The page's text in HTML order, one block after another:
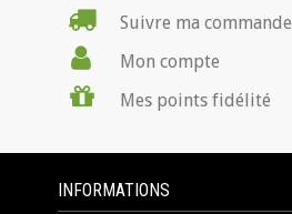
Suivre ma commande
Mon compte
Mes points fidélité
INFORMATIONS